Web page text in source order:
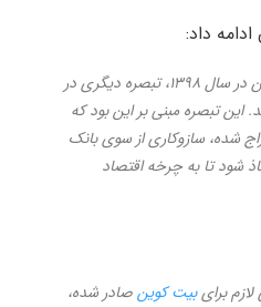
داد:
بعد از مصوبه هیئت وزیران در سال ۱۳۹۸، تبصره دیگری در
شد. این تبصره مبنی بر این بود که
شده، سازوکاری از سوی بانک
شود تا به چرخه اقتصاد
برایبیت کوینصادر شده،